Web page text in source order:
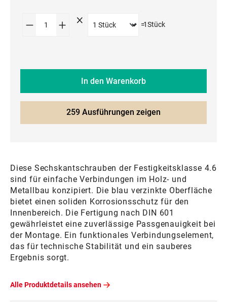
Produkt Anzahl: Gib den gewünschten
=1Stück
In den Warenkorb
259 Ausführungen zeigen
Diese Sechskantschrauben der Festigkeitsklasse 4.6
sind für einfache Verbindungen im Holz- und
Metallbau konzipiert. Die blau verzinkte Oberfläche
bietet einen soliden Korrosionsschutz für den
Innenbereich. Die Fertigung nach DIN 601
gewährleistet eine zuverlässige Passgenauigkeit bei
der Montage. Ein funktionales Verbindungselement,
das für technische Stabilität und ein sauberes
Ergebnis sorgt.
Alle Produktdetails ansehen